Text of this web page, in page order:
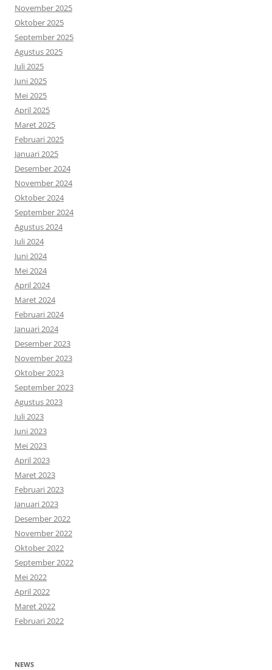
November 2025
Oktober 2025
September 2025
Agustus 2025
Juli 2025
Juni 2025
Mei 2025
April 2025
Maret 2025
Februari 2025
Januari 2025
Desember 2024
November 2024
Oktober 2024
September 2024
Agustus 2024
Juli 2024
Juni 2024
Mei 2024
April 2024
Maret 2024
Februari 2024
Januari 2024
Desember 2023
November 2023
Oktober 2023
September 2023
Agustus 2023
Juli 2023
Juni 2023
Mei 2023
April 2023
Maret 2023
Februari 2023
Januari 2023
Desember 2022
November 2022
Oktober 2022
September 2022
Mei 2022
April 2022
Maret 2022
Februari 2022
NEWS